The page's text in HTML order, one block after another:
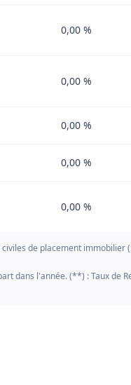
0,00 %
0,00 %
0,00 %
0,00 %
0,00 %
de placement
dans l'année. (**) : Taux